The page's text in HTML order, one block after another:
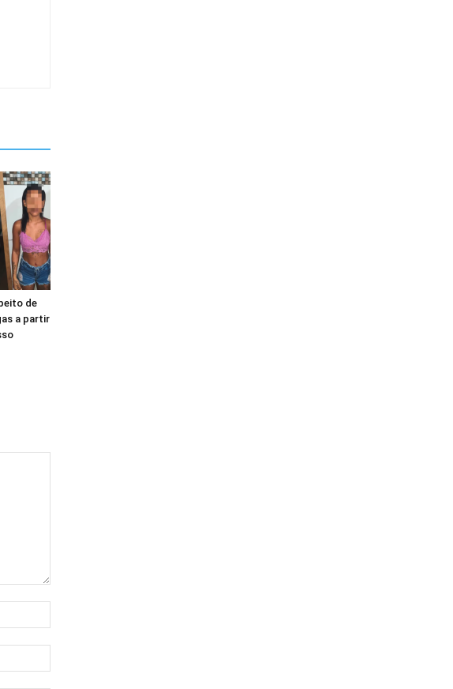
de
a partir